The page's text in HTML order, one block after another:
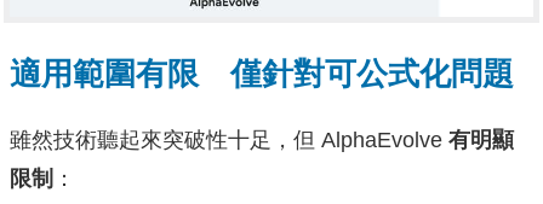
適用範圍有限 僅針對可公式化問題
雖然技術聽起來突破性十足，但 AlphaEvolve 有明顯
限制 ：